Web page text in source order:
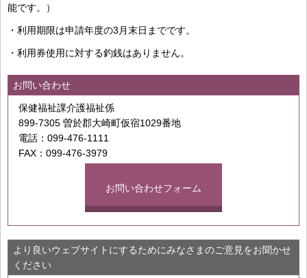
能です。）
・利用期限は申請年度の3月末日までです。
・利用券使用に対する釣銭はありません。
お問い合わせ
保健福祉課介護福祉係
899-7305 曽於郡大崎町仮宿1029番地
電話：099-476-1111
FAX：099-476-3979
お問い合わせフォーム
より良いウェブサイトにするためにみなさまのご意見をお聞かせ
ください